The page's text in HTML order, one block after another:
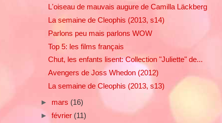
L'oiseau de mauvais augure de Camilla Läckberg
La semaine de Cleophis (2013, s14)
Parlons peu mais parlons WOW
Top 5: les films français
Chut, les enfants lisent: Collection "Juliette" de...
Avengers de Joss Whedon (2012)
La semaine de Cleophis (2013, s13)
► mars (16)
► février (11)